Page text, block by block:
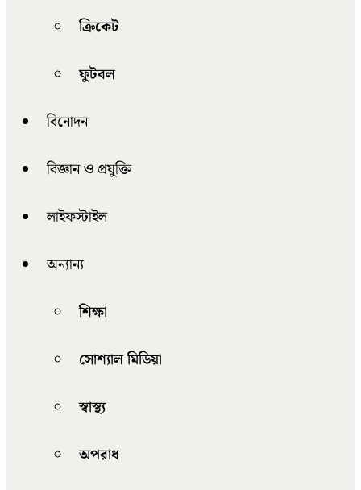
ক্রিকেট
ফুটবল
বিনোদন
বিজ্ঞান ও প্রযুক্তি
লাইফস্টাইল
অন্যান্য
শিক্ষা
সোশ্যাল মিডিয়া
স্বাস্থ্য
অপরাধ